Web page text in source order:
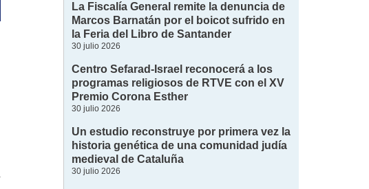
La Fiscalía General remite la denuncia de
Marcos Barnatán por el boicot sufrido en
la Feria del Libro de Santander
30 julio 2026
Centro Sefarad-Israel reconocerá a los
programas religiosos de RTVE con el XV
Premio Corona Esther
30 julio 2026
Un estudio reconstruye por primera vez la
historia genética de una comunidad judía
medieval de Cataluña
30 julio 2026